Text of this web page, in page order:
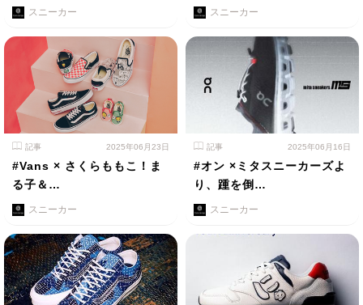
スニーカー スニーカー
記事 2025年06月23日
#Vans × さくらももこ！ま
る子＆…
スニーカー
記事 2025年06月16日
#オン ×ミタスニーカーズよ
り、踵を倒…
スニーカー